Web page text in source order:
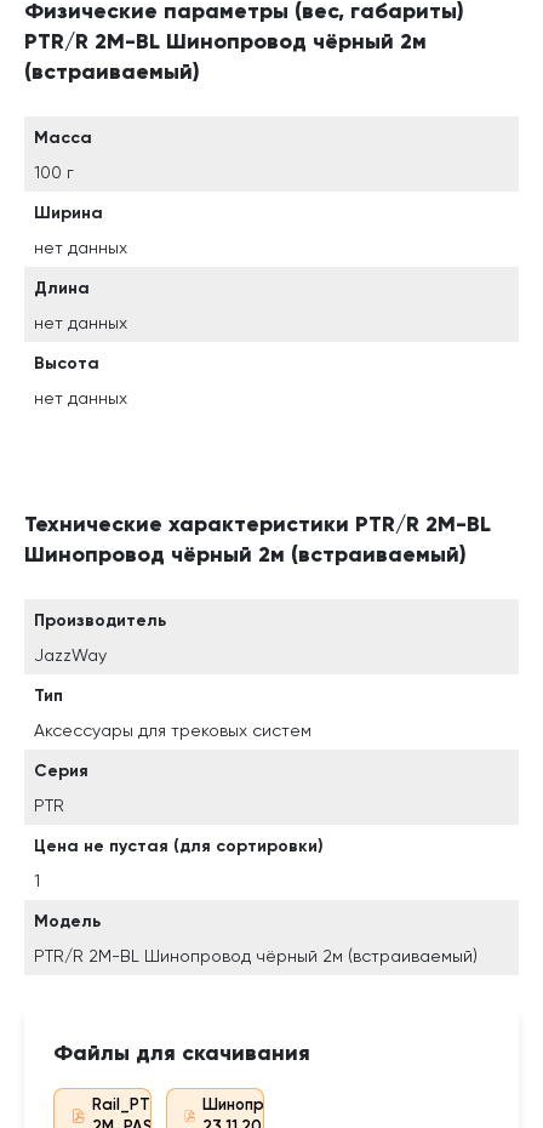
Физические параметры (вес, габариты)
PTR/R 2M-BL Шинопровод чёрный 2м
(встраиваемый)
Масса
100 г
Ширина
нет данных
Длина
нет данных
Высота
нет данных
Технические характеристики PTR/R 2M-BL
Шинопровод чёрный 2м (встраиваемый)
Производитель
JazzWay
Тип
Аксессуары для трековых систем
Серия
PTR
Цена не пустая (для сортировки)
1
Модель
PTR/R 2M-BL Шинопровод чёрный 2м (встраиваемый)
Файлы для скачивания
Rail_PTR R
Шинопроводы